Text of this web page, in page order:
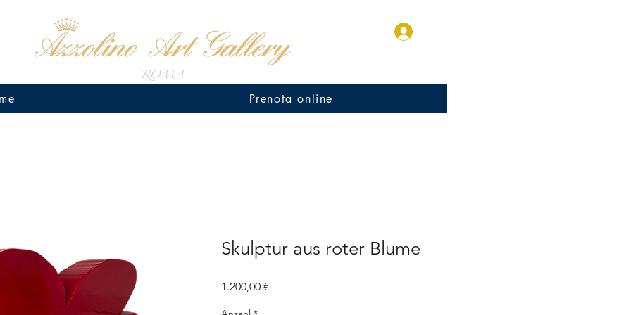
Prenota online
Skulptur aus roter Blume
1.200,00 €